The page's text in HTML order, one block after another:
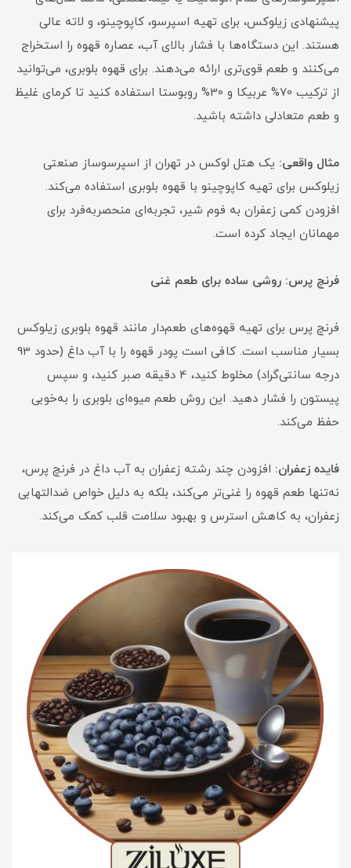
پیشنهادی زیلوکس، برای تهیه اسپرسو، کاپوچینو، و لاته عالی
هستند. این دستگاه‌ها با فشار بالای آب، عصاره قهوه را استخراج
می‌کنند و طعم قوی‌تری ارائه می‌دهند. برای قهوه بلوبری، می‌توانید
از ترکیب 70% عربیکا و 30% روبوستا استفاده کنید تا کرمای غلیظ
و طعم متعادلی داشته باشید.
مثال واقعی: یک هتل لوکس در تهران از اسپرسوساز صنعتی
زیلوکس برای تهیه کاپوچینو با قهوه بلوبری استفاده می‌کند.
افزودن کمی زعفران به فوم شیر، تجربه‌ای منحصربه‌فرد برای
مهمانان ایجاد کرده است.
فرنچ پرس: روشی ساده برای طعم غنی
فرنچ پرس برای تهیه قهوه‌های طعم‌دار مانند قهوه بلوبری زیلوکس
بسیار مناسب است. کافی است پودر قهوه را با آب داغ (حدود 93
درجه سانتی‌گراد) مخلوط کنید، 4 دقیقه صبر کنید، و سپس
پیستون را فشار دهید. این روش طعم میوه‌ای بلوبری را به‌خوبی
حفظ می‌کند.
فایده زعفران: افزودن چند رشته زعفران به آب داغ در فرنچ پرس،
نه‌تنها طعم قهوه را غنی‌تر می‌کند، بلکه به دلیل خواص ضدالتهابی
زعفران، به کاهش استرس و بهبود سلامت قلب کمک می‌کند.